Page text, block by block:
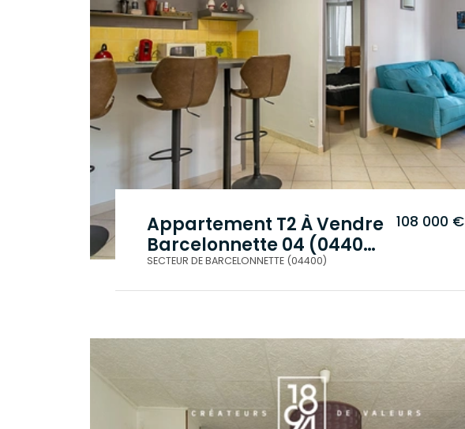
Appartement T2 À Vendre
Barcelonnette 04 (04400)
| 34.77 m² |.
SECTEUR DE BARCELONNETTE (04400)
108 000 €